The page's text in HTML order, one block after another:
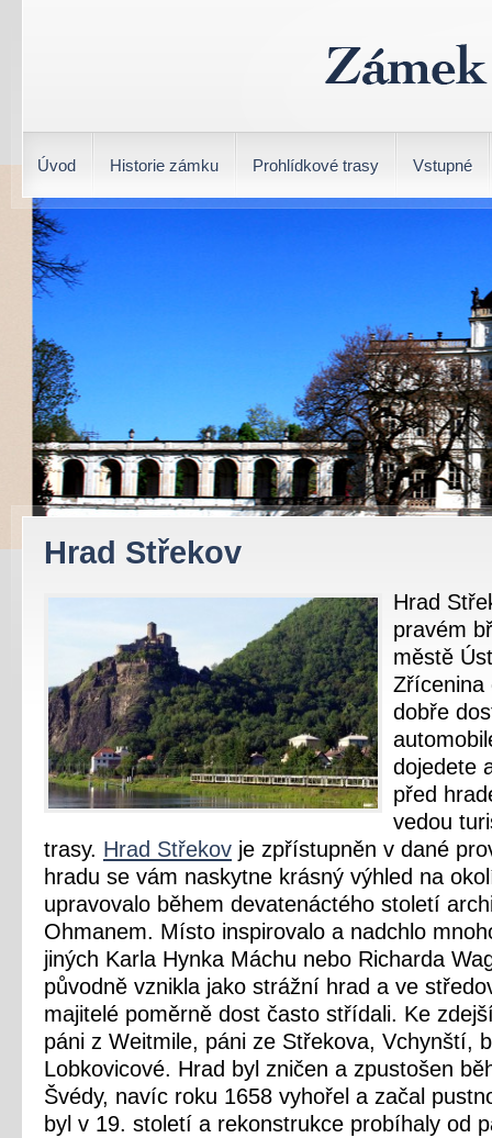
Úvod Historie zámku Prohlídkové trasy Vstupné
Hrad Střekov
Hrad
pravém
městě
Zřícenina
dobře
dojedete
před
vedou
trasy. Hrad Střekov je zpřístupněn v dané
hradu se vám naskytne krásný výhled na
upravovalo během devatenáctého století
Ohmanem. Místo inspirovalo a nadchlo
jiných Karla Hynka Máchu nebo Richarda
původně vznikla jako strážní hrad a ve
majitelé poměrně dost často střídali. Ke
páni z Weitmile, páni ze Střekova, Vchynští,
Lobkovicové. Hrad byl zničen a zpustošen
Švédy, navíc roku 1658 vyhořel a začal
byl v 19. století a rekonstrukce probíhaly od